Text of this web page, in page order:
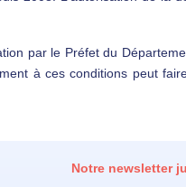
par le Préfet du
à ces conditions peut
Notre newsletter